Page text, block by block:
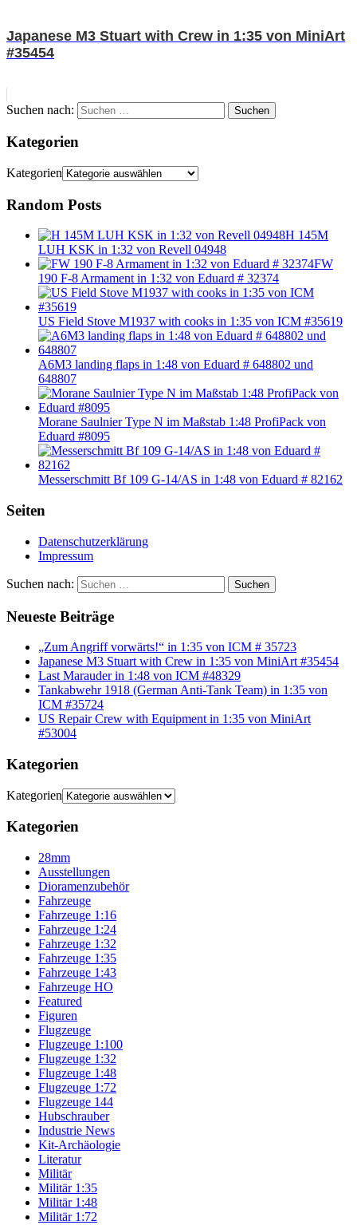
Japanese M3 Stuart with Crew in 1:35 von MiniArt
#35454
Suchen nach: Suchen
Kategorien
Kategorien
Random Posts
H 145M
LUH KSK in 1:32 von Revell 04948
FW
190 F-8 Armament in 1:32 von Eduard # 32374
US Field Stove M1937 with cooks in 1:35 von ICM #35619
A6M3 landing flaps in 1:48 von Eduard # 648802 und
648807
Morane Saulnier Type N im Maßstab 1:48 ProfiPack von
Eduard #8095
Messerschmitt Bf 109 G-14/AS in 1:48 von Eduard # 82162
Seiten
Datenschutzerklärung
Impressum
Suchen nach: Suchen
Neueste Beiträge
„Zum Angriff vorwärts!“ in 1:35 von ICM # 35723
Japanese M3 Stuart with Crew in 1:35 von MiniArt #35454
Last Marauder in 1:48 von ICM #48329
Tankabwehr 1918 (German Anti-Tank Team) in 1:35 von
ICM #35724
US Repair Crew with Equipment in 1:35 von MiniArt
#53004
Kategorien
Kategorien
Kategorien
28mm
Ausstellungen
Dioramenzubehör
Fahrzeuge
Fahrzeuge 1:16
Fahrzeuge 1:24
Fahrzeuge 1:32
Fahrzeuge 1:35
Fahrzeuge 1:43
Fahrzeuge HO
Featured
Figuren
Flugzeuge
Flugzeuge 1:100
Flugzeuge 1:32
Flugzeuge 1:48
Flugzeuge 1:72
Flugzeuge 144
Hubschrauber
Industrie News
Kit-Archäologie
Literatur
Militär
Militär 1:35
Militär 1:48
Militär 1:72